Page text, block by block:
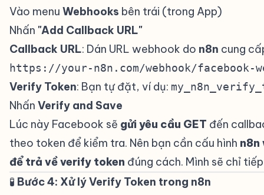
Vào menu Webhooks bên trái (trong App)
Nhấn "Add Callback URL"
Callback URL: Dán URL webhook do n8n cung
https://your-n8n.com/webhook/facebook-
Verify Token: Bạn tự đặt, ví dụ:
Nhấn Verify and Save
Lúc này Facebook sẽ gửi yêu cầu GET đến
theo token để kiểm tra. Nên bạn cần cấu hình n8n
để trả về verify token đúng cách. Mình sẽ chỉ
🧪 Bước 4: Xử lý Verify Token trong n8n